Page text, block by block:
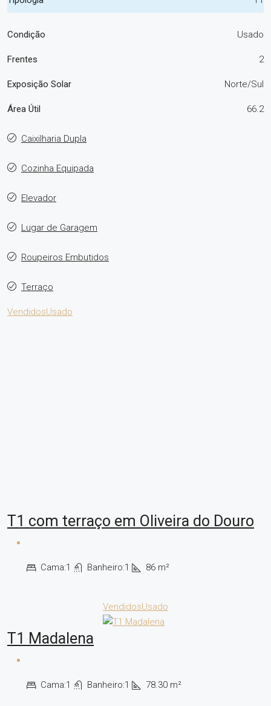
Condição Usado
Frentes 2
Exposição Solar Norte/Sul
Área Útil 66.2
Caixilharia Dupla
Cozinha Equipada
Elevador
Lugar de Garagem
Roupeiros Embutidos
Terraço
VendidosUsado
T1 com terraço em Oliveira do Douro
Cama:1 Banheiro:1 86 m²
VendidosUsado
T1 Madalena
Cama:1 Banheiro:1 78.30 m²